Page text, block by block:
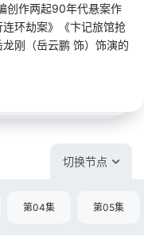
创作两起90年代悬案作
环劫案》《卞记旅馆抢
刚（岳云鹏 饰）饰演的
切换节点
第04集 第05集